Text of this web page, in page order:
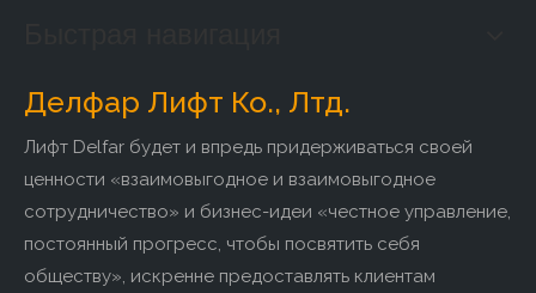
проектирование лифтов, производство, установка,
преобразование, ремонт и техническое обслуживание и т.
д. От проектирования до производства, от от установки до
технического обслуживания, мы стремимся удовлетворить
индивидуальные требования клиентов.
Заводское введение:
Делфар Лифт Ко., Лтд.
Лифт Delfar будет и впредь придерживаться своей
ценности «взаимовыгодное и взаимовыгодное
сотрудничество» и бизнес-идеи «честное управление,
постоянный прогресс, чтобы посвятить себя
обществу», искренне предоставлять клиентам